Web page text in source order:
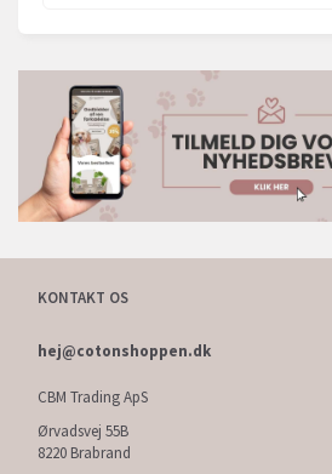
KONTAKT OS
hej@cotonshoppen.dk
CBM Trading ApS
Ørvadsvej 55B
8220 Brabrand